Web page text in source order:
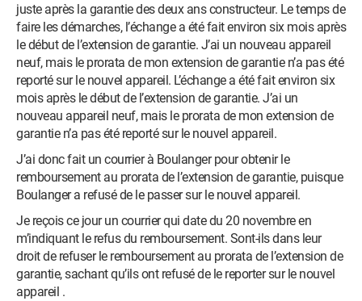
juste après la garantie des deux ans constructeur. Le temps de
faire les démarches, l’échange a été fait environ six mois après
le début de l’extension de garantie. J’ai un nouveau appareil
neuf, mais le prorata de mon extension de garantie n’a pas été
reporté sur le nouvel appareil. L’échange a été fait environ six
mois après le début de l’extension de garantie. J’ai un
nouveau appareil neuf, mais le prorata de mon extension de
garantie n’a pas été reporté sur le nouvel appareil.
J’ai donc fait un courrier à Boulanger pour obtenir le
remboursement au prorata de l’extension de garantie, puisque
Boulanger a refusé de le passer sur le nouvel appareil.
Je reçois ce jour un courrier qui date du 20 novembre en
m’indiquant le refus du remboursement. Sont-ils dans leur
droit de refuser le remboursement au prorata de l’extension de
garantie, sachant qu’ils ont refusé de le reporter sur le nouvel
appareil .